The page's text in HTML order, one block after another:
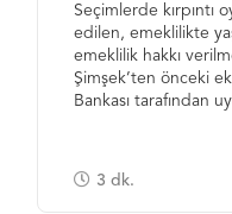
Seçimlerde kırpıntı
edilen, emeklilikte
emeklilik hakkı
Şimşek’ten önceki
Bankası tarafından
3 dk.